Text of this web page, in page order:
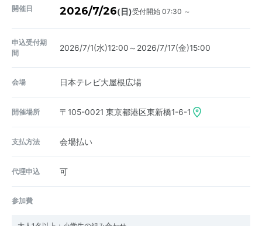
開催日 2026/7/26(日)受付開始 07:30 ～
申込受付期
間
2026/7/1(水)12:00～2026/7/17(金)15:00
会場 日本テレビ大屋根広場
開催場所 〒105-0021 東京都港区東新橋1-6-1
支払方法 会場払い
代理申込 可
参加費